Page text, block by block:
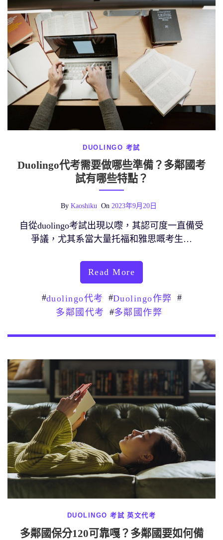
DUOLINGO 考試
Duolingo代考需要做哪些準備？多鄰國考
試有哪些特點？
By Kaoshiku On 2023年9月20日
自從duolingo考試出現以嚟，其認可度一直備受
爭議，尤其系當大量托福和雅思嘅考生…
Read More
#duolingo代考 #Duolingo作弊 #
多鄰國代考
#多鄰國作弊
DUOLINGO 考試 英文代考
多鄰國保分120可靠嘎？多鄰國要如何備